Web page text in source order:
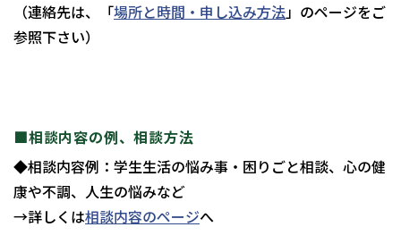
（連絡先は、「場所と時間・申し込み方法」のページをご
参照下さい）
■相談内容の例、相談方法
◆相談内容例：学生生活の悩み事・困りごと相談、心の健
康や不調、人生の悩みなど
→詳しくは相談内容のページへ